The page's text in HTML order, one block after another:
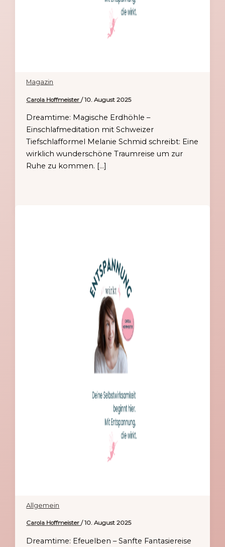
Magazin
Carola Hoffmeister/10. August 2025
Dreamtime: Magische Erdhöhle –
Einschlafmeditation mit Schweizer
Tiefschlafformel Melanie Schmid schreibt: Eine
wirklich wunderschöne Traumreise um zur
Ruhe zu kommen. […]
Allgemein
Carola Hoffmeister/10. August 2025
Dreamtime: Efeuelben – Sanfte Fantasiereise